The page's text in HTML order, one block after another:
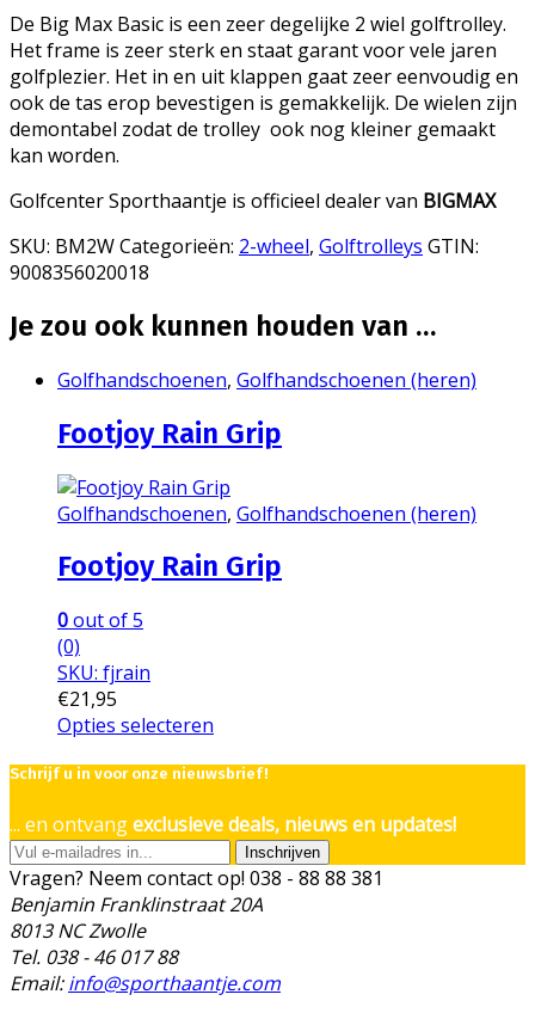
De Big Max Basic is een zeer degelijke 2 wiel golftrolley.
Het frame is zeer sterk en staat garant voor vele jaren
golfplezier. Het in en uit klappen gaat zeer eenvoudig en
ook de tas erop bevestigen is gemakkelijk. De wielen zijn
demontabel zodat de trolley ook nog kleiner gemaakt
kan worden.
Golfcenter Sporthaantje is officieel dealer van BIGMAX
SKU: BM2WCategorieën: 2-wheel, Golftrolleys GTIN:
9008356020018
Je zou ook kunnen houden van …
Golfhandschoenen, Golfhandschoenen (heren)
Footjoy Rain Grip
Golfhandschoenen, Golfhandschoenen (heren)
Footjoy Rain Grip
0out of 5
(0)
SKU: fjrain
€21,95
Opties selecteren
product
meerdere
variaties.
Deze
optie
kan
gekozen
worden
Schrijf u in voor onze nieuwsbrief!
... en ontvangexclusieve deals, nieuws en updates!
Inschrijven
Vragen? Neem contact op! 038 - 88 88 381
Benjamin Franklinstraat 20A
8013 NC Zwolle
Tel. 038 - 46 017 88
Email:info@sporthaantje.com